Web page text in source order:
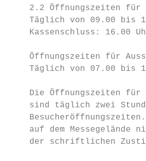
2.2 Öffnungszeiten für
Täglich von 09.00 bis
Kassenschluss: 16.00
Öffnungszeiten für
Täglich von 07.00 bis
Die Öffnungszeiten für
sind täglich zwei
auf dem Messegelände
der schriftlichen